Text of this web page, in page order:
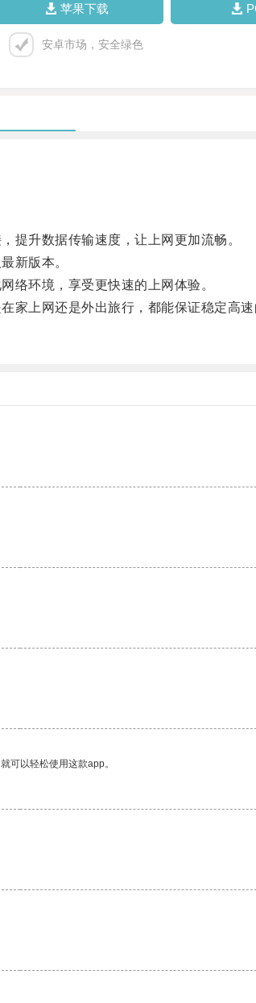
苹果下载
安卓市场，安全绿色
升数据传输速度，让上网更加流畅。
新版本。
环境，享受更快速的上网体验。
上网还是外出旅行，都能保证稳定高速
可以轻松使用这款app。